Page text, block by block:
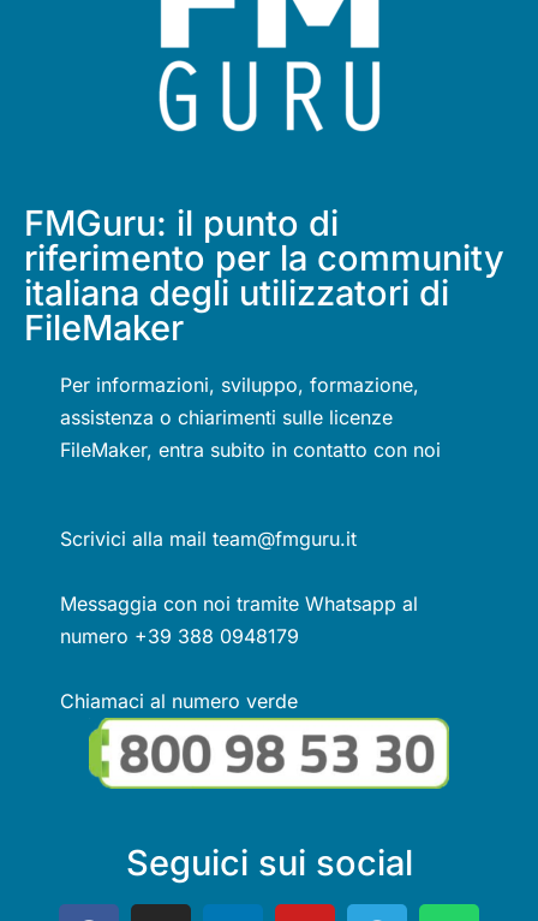
FMGuru: il punto di
riferimento per la community
italiana degli utilizzatori di
FileMaker
Per informazioni, sviluppo, formazione,
assistenza o chiarimenti sulle licenze
FileMaker, entra subito in contatto con noi
Scrivici alla mail team@fmguru.it
Messaggia con noi tramite Whatsapp al
numero +39 388 0948179
Chiamaci al numero verde
Seguici sui social